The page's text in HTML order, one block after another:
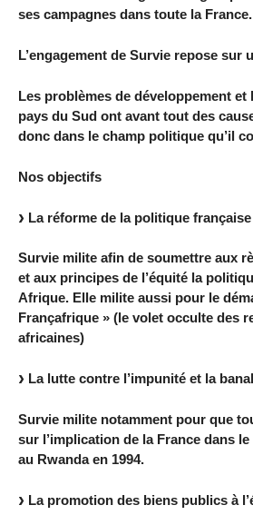
ses campagnes dans toute la France.
L’engagement de Survie repose sur
Les problèmes de développement et
pays du Sud ont avant tout des
donc dans le champ politique qu’il
Nos objectifs
La réforme de la politique
Survie milite afin de soumettre aux
et aux principes de l’équité la
Afrique. Elle milite aussi pour le
Françafrique » (le volet occulte des
africaines)
La lutte contre l’impunité et la
Survie milite notamment pour que
sur l’implication de la France dans
au Rwanda en 1994.
La promotion des biens publics à